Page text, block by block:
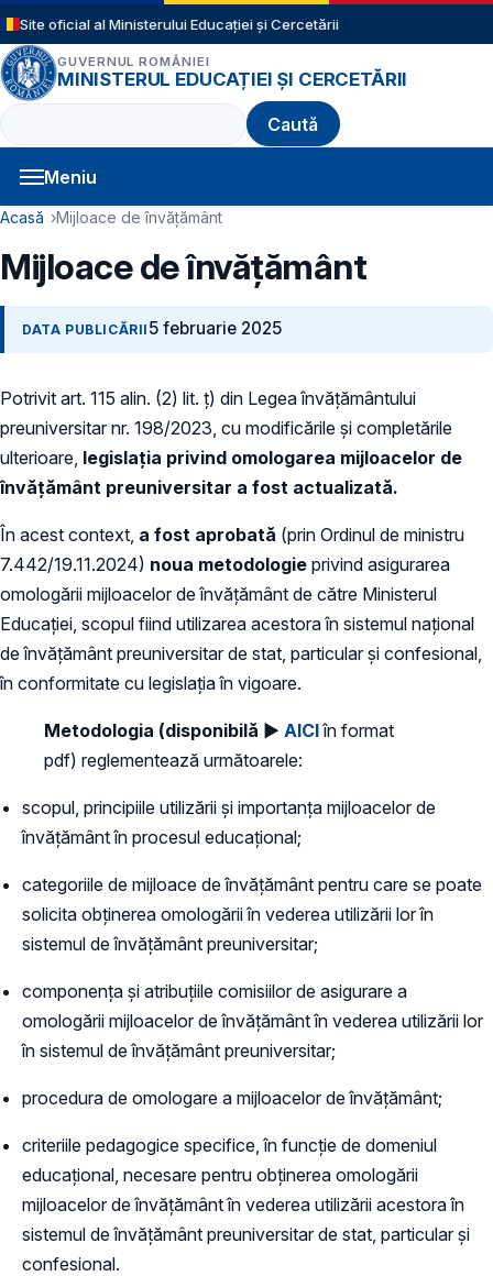
Sari la conținutul principal
Site oficial al Ministerului Educației și Cercetării
GUVERNUL ROMÂNIEI
MINISTERUL EDUCAȚIEI ȘI CERCETĂRII
Caută
Meniu
Navigație principală
Cale de navigare
Acasă Mijloace de învățământ
Mijloace de învățământ
DATA PUBLICĂRII 5 februarie 2025
Potrivit art. 115 alin. (2) lit. ț) din Legea învățământului
preuniversitar nr. 198/2023, cu modificările și completările
ulterioare, legislația privind omologarea mijloacelor de
învățământ preuniversitar a fost actualizată.
În acest context, a fost aprobată (prin Ordinul de ministru
7.442/19.11.2024) noua metodologie privind asigurarea
omologării mijloacelor de învățământ de către Ministerul
Educației, scopul fiind utilizarea acestora în sistemul național
de învățământ preuniversitar de stat, particular și confesional,
în conformitate cu legislația în vigoare.
Metodologia (disponibilă ► AICIîn format
pdf) reglementează următoarele:
scopul, principiile utilizării și importanța mijloacelor de
învățământ în procesul educațional;
categoriile de mijloace de învățământ pentru care se poate
solicita obținerea omologării în vederea utilizării lor în
sistemul de învățământ preuniversitar;
componența și atribuțiile comisiilor de asigurare a
omologării mijloacelor de învățământ în vederea utilizării lor
în sistemul de învățământ preuniversitar;
procedura de omologare a mijloacelor de învățământ;
criteriile pedagogice specifice, în funcție de domeniul
educațional, necesare pentru obținerea omologării
mijloacelor de învățământ în vederea utilizării acestora în
sistemul de învățământ preuniversitar de stat, particular și
confesional.